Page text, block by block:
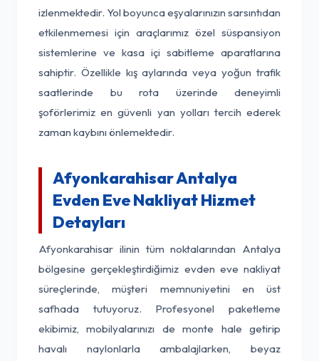
izlenmektedir. Yol boyunca eşyalarınızın sarsıntıdan
etkilenmemesi için araçlarımız özel süspansiyon
sistemlerine ve kasa içi sabitleme aparatlarına
sahiptir. Özellikle kış aylarında veya yoğun trafik
saatlerinde bu rota üzerinde deneyimli
şoförlerimiz en güvenli yan yolları tercih ederek
zaman kaybını önlemektedir.
Afyonkarahisar Antalya
Evden Eve Nakliyat Hizmet
Detayları
Afyonkarahisar ilinin tüm noktalarından Antalya
bölgesine gerçekleştirdiğimiz evden eve nakliyat
süreçlerinde, müşteri memnuniyetini en üst
safhada tutuyoruz. Profesyonel paketleme
ekibimiz, mobilyalarınızı de monte hale getirip
havalı naylonlarla ambalajlarken, beyaz